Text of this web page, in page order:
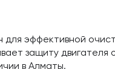
для эффективной
защиту двигателя
в Алматы.